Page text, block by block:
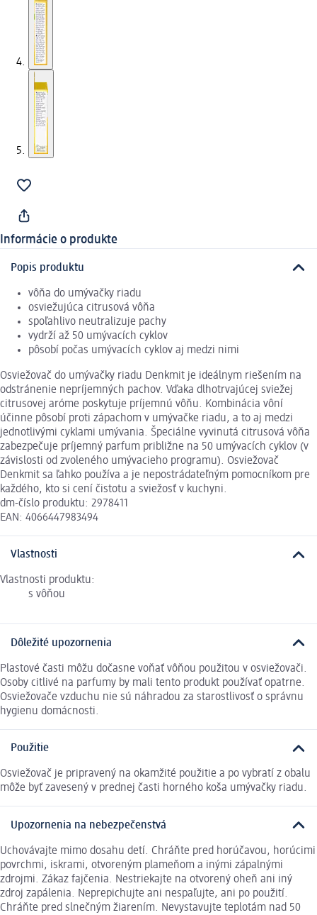
Informácie o produkte
Popis produktu
vôňa do umývačky riadu
osviežujúca citrusová vôňa
spoľahlivo neutralizuje pachy
vydrží až 50 umývacích cyklov
pôsobí počas umývacích cyklov aj medzi nimi
Osviežovač do umývačky riadu Denkmit je ideálnym riešením na
odstránenie nepríjemných pachov. Vďaka dlhotrvajúcej sviežej
citrusovej aróme poskytuje príjemnú vôňu. Kombinácia vôní
účinne pôsobí proti zápachom v umývačke riadu, a to aj medzi
jednotlivými cyklami umývania. Špeciálne vyvinutá citrusová vôňa
zabezpečuje príjemný parfum približne na 50 umývacích cyklov (v
závislosti od zvoleného umývacieho programu). Osviežovač
Denkmit sa ľahko používa a je nepostrádateľným pomocníkom pre
každého, kto si cení čistotu a sviežosť v kuchyni.
dm-číslo produktu: 2978411
EAN: 4066447983494
Vlastnosti
Vlastnosti produktu:
s vôňou
Dôležité upozornenia
Plastové časti môžu dočasne voňať vôňou použitou v osviežovači.
Osoby citlivé na parfumy by mali tento produkt používať opatrne.
Osviežovače vzduchu nie sú náhradou za starostlivosť o správnu
hygienu domácnosti.
Použitie
Osviežovač je pripravený na okamžité použitie a po vybratí z obalu
môže byť zavesený v prednej časti horného koša umývačky riadu.
Upozornenia na nebezpečenstvá
Uchovávajte mimo dosahu detí. Chráňte pred horúčavou, horúcimi
povrchmi, iskrami, otvoreným plameňom a inými zápalnými
zdrojmi. Zákaz fajčenia. Nestriekajte na otvorený oheň ani iný
zdroj zapálenia. Neprepichujte ani nespaľujte, ani po použití.
Chráňte pred slnečným žiarením. Nevystavujte teplotám nad 50